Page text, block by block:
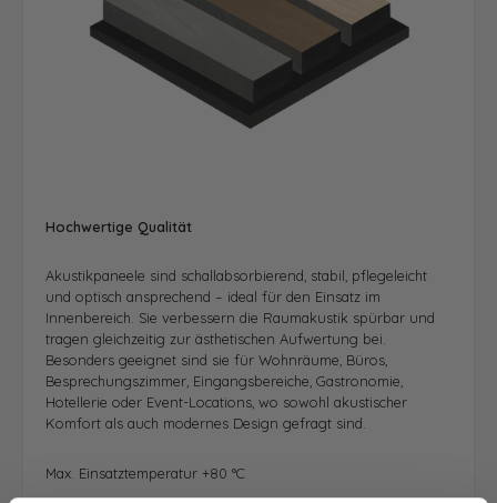
Hochwertige Qualität
Akustikpaneele sind schallabsorbierend, stabil, pflegeleicht
und optisch ansprechend – ideal für den Einsatz im
Innenbereich. Sie verbessern die Raumakustik spürbar und
tragen gleichzeitig zur ästhetischen Aufwertung bei.
Besonders geeignet sind sie für Wohnräume, Büros,
Besprechungszimmer, Eingangsbereiche, Gastronomie,
Hotellerie oder Event-Locations, wo sowohl akustischer
Komfort als auch modernes Design gefragt sind.
Max. Einsatztemperatur +80 °C